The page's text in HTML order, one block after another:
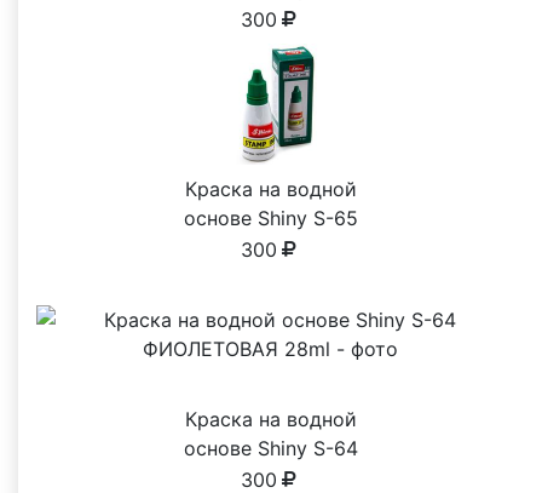
ЧЕРНАЯ 28ml
300
Краска на водной
основе Shiny S-65
ЗЕЛЕНАЯ 28ml
300
Краска на водной
основе Shiny S-64
ФИОЛЕТОВАЯ 28ml
300